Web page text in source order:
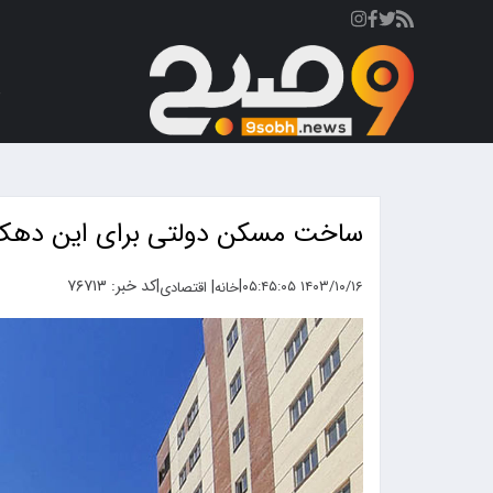
ساخت مسکن دولتی برای این
۱۴۰۳/۱۰/۱۶ ۰۵:۴۵:۰۵ |خانه| اقتصادی|کد خبر: ۷۶۷۱۳